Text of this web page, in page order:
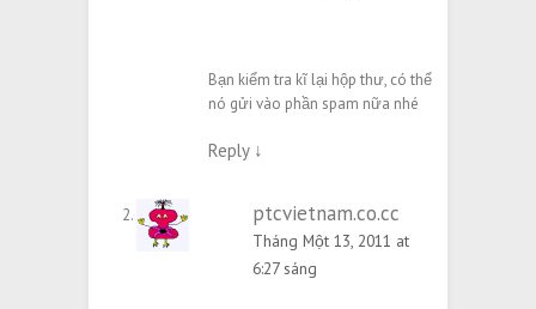
Bạn kiểm tra kĩ lại hộp thư, có thể
nó gửi vào phần spam nữa nhé
Reply ↓
ptcvietnam.co.cc
Tháng Một 13, 2011 at
6:27 sáng